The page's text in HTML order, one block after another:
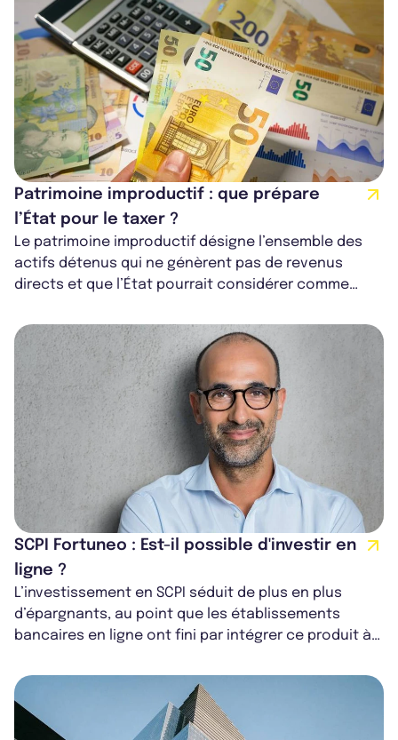
Patrimoine improductif : que prépare
l’État pour le taxer ?
Le patrimoine improductif désigne l’ensemble des
actifs détenus qui ne génèrent pas de revenus
directs et que l’État pourrait considérer comme
SCPI Fortuneo : Est-il possible d'investir en
ligne ?
L’investissement en SCPI séduit de plus en plus
d’épargnants, au point que les établissements
bancaires en ligne ont fini par intégrer ce produit à